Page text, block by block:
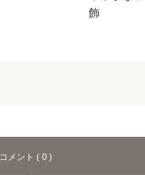
飾
コメント ( 0 )